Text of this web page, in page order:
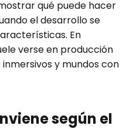
qué puede hacer
el desarrollo se
En
verse en producción
y mundos con
según el